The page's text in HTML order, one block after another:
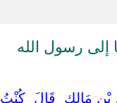
إلى رسول الله
بْنِ مَالِكٍ ‏ ‏قَالَ ‏ ‏كُنْتُ